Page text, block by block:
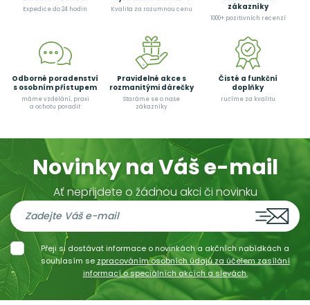
Expedice do 24 hodin Kvalita za rozumnou cenu
zákazníky
1000+ pozitivních recenzí
Odborné poradenství
s osobním přístupem
máme vzdělání, praxi
a ochotu poradit
Pravidelné akce s
rozmanitými dárečky
Staráme se o naše
zákazníky
Čisté a funkční
doplňky
ručíme za kvalitu
Novinky na Váš e-mail
Ať nepřijdete o žádnou akci či novinku
Přeji si dostávat informace o novinkách a akčních nabídkách a
souhlasím se zpracováním osobních údajů za účelem zasílání
informací o speciálních akcích a slevách.